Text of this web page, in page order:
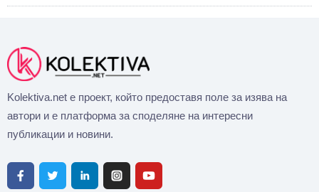
Kolektiva.net е проект, който предоставя поле за изява на
автори и е платформа за споделяне на интересни
публикации и новини.